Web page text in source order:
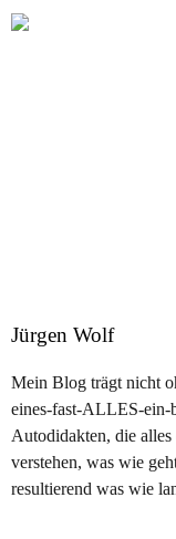
Jürgen Wolf
Mein Blog trägt nicht
eines-fast-ALLES-ein-
Autodidakten, die alles
verstehen, was wie
resultierend was wie